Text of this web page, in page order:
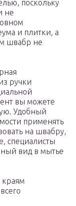
поскольку
не
и плитки, а
швабр не
ручки
вы можете
Удобный
применять
на швабру,
специалисты
вид в мытье
краям